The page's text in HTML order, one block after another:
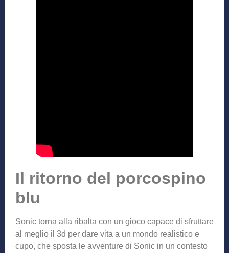
Il ritorno del porcospino
blu
Sonic torna alla ribalta con un gioco capace di sfruttare
al meglio il 3d per dare vita a un mondo realistico e
cupo, che sposta le avventure di Sonic in un contesto